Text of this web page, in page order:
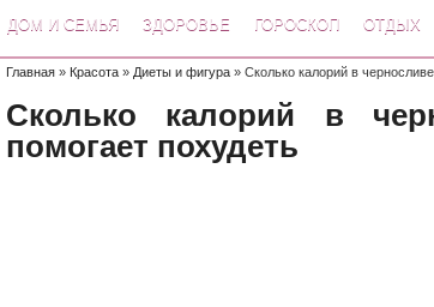
ДОМ И СЕМЬЯ ЗДОРОВЬЕ ГОРОСКОП ОТДЫХ
Главная » Красота » Диеты и фигура » Сколько калорий в черносливе
Сколько калорий в
помогает похудеть